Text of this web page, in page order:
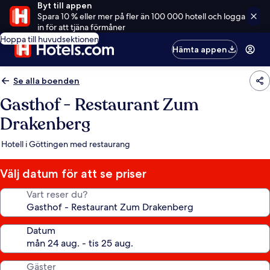
Byt till appen
Spara 10 % eller mer på fler än 100 000 hotell och logga
in för att tjäna förmåner
Hoppa till huvudsektionen
Hämta appen
Se alla boenden
Gasthof - Restaurant Zum
Drakenberg
Hotell i Göttingen med restaurang
Välj datum för att se priser
Vart reser du?
Datum
Gäster